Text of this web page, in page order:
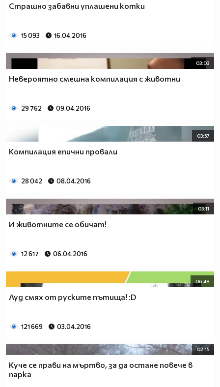
Страшно забавни уплашени котки
15 093 16.04.2016
03:03
Невероятно смешна компилация с животни
29 762 09.04.2016
03:57
Компилация епични провали
28 042 08.04.2016
03:11
И животните се обичат!
12 617 06.04.2016
06:48
Луд смях от руските пътища! :D
121 669 03.04.2016
02:15
Куче се прави на мъртво, за да остане повече в
парка